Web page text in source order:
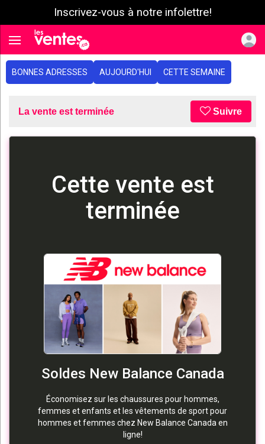
Inscrivez-vous à notre infolettre!
Toggle navigation
BONNES ADRESSES AUJOURD'HUI CETTE SEMAINE
La vente est terminée Suivre
Cette vente est
terminée
Soldes New Balance Canada
Économisez sur les chaussures pour hommes,
femmes et enfants et les vêtements de sport pour
hommes et femmes chez New Balance Canada en
ligne!